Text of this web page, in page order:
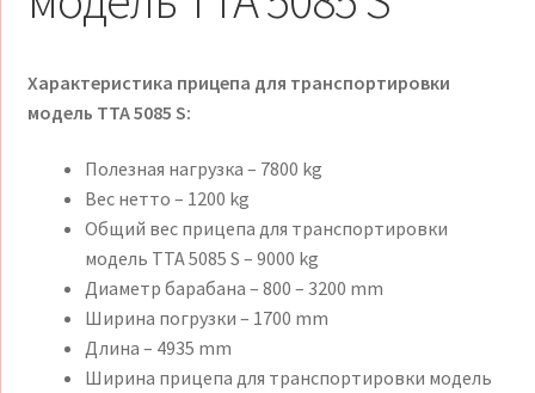
Характеристика прицепа для транспортировки
модель TTA 5085 S:
Полезная нагрузка – 7800 kg
Вес нетто – 1200 kg
Общий вес прицепа для транспортировки
модель TTA 5085 S – 9000 kg
Диаметр барабана – 800 – 3200 mm
Ширина погрузки – 1700 mm
Длина – 4935 mm
Ширина прицепа для транспортировки модель